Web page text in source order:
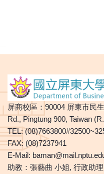
:::
屏商校區：90004 屏東市民
Rd., Pingtung 900, Taiwan
TEL:
FAX: (08)7237941
E-Mail:
助教：張藝曲 小姐, 行政助